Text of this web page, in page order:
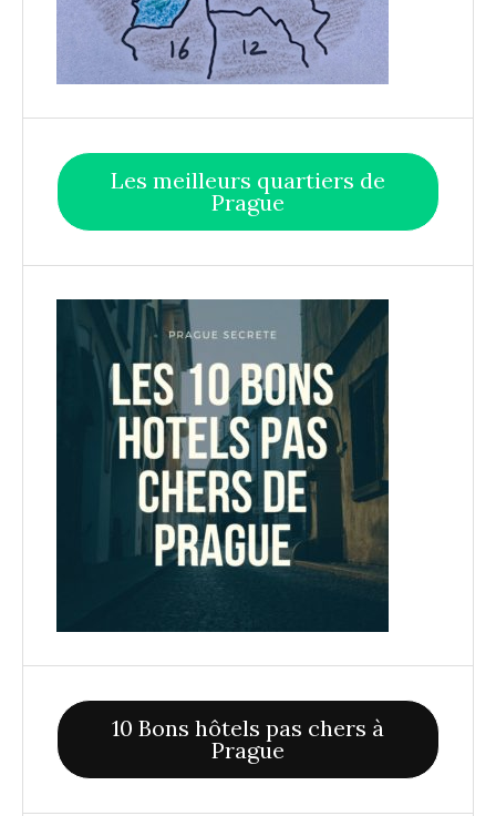
Les meilleurs quartiers de
Prague
10 Bons hôtels pas chers à
Prague